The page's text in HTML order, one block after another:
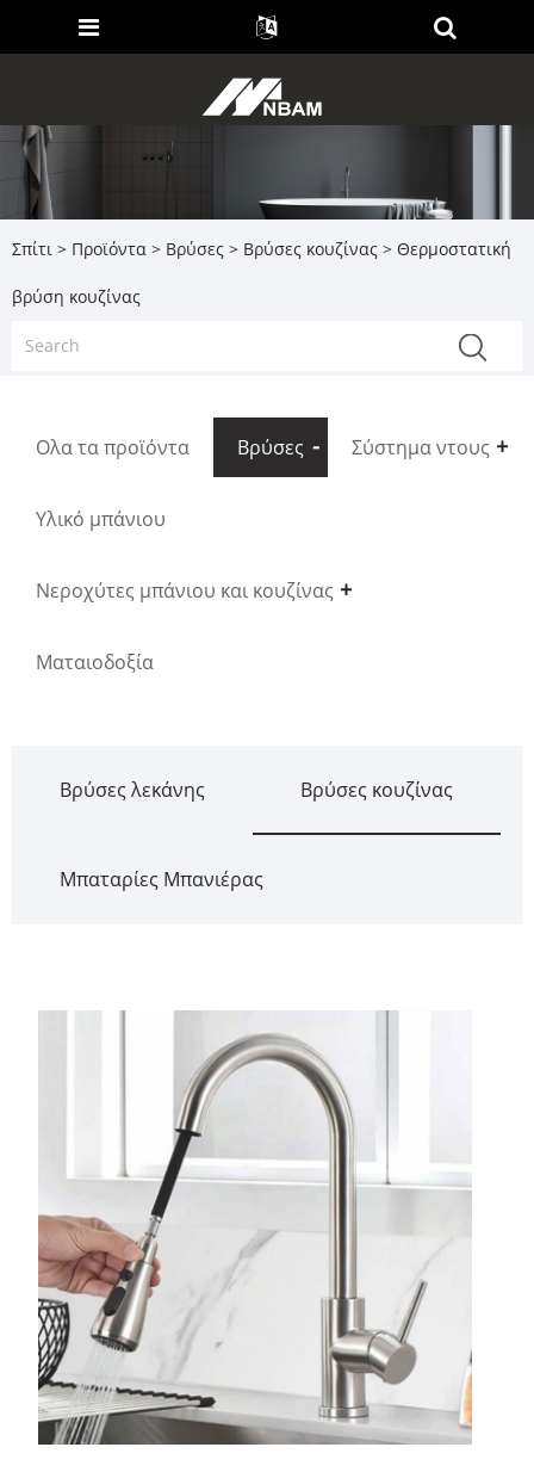
Σπίτι > Προϊόντα > Βρύσες > Βρύσες κουζίνας > Θερμοστατική
βρύση κουζίνας
Ολα τα προϊόντα Βρύσες Σύστημα ντους
Υλικό μπάνιου
Νεροχύτες μπάνιου και κουζίνας
Ματαιοδοξία
Βρύσες λεκάνης Βρύσες κουζίνας
Μπαταρίες Μπανιέρας